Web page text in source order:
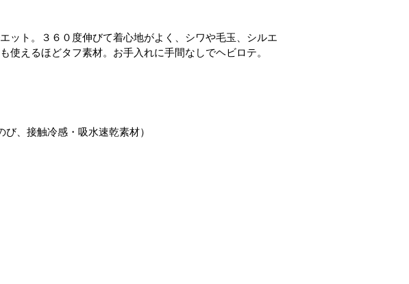
ット。３６０度伸びて着心地がよく、シワや毛玉、シルエ
えるほどタフ素材。お手入れに手間なしでヘビロテ。
、接触冷感・吸水速乾素材）